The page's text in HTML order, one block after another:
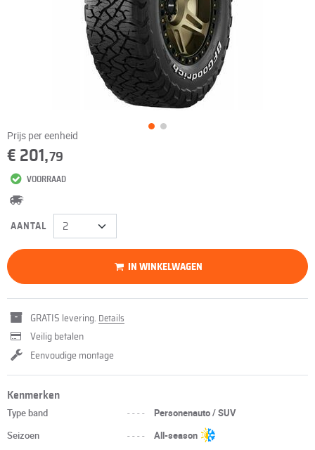
Prijs per eenheid
€ 201,79
VOORRAAD
AANTAL
IN WINKELWAGEN
GRATIS levering. Details
Veilig betalen
Eenvoudige montage
Kenmerken
Type band ----
Personenauto / SUV
Seizoen
----
All-season